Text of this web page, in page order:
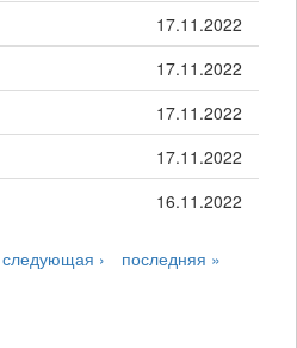
17.11.2022
17.11.2022
17.11.2022
17.11.2022
16.11.2022
следующая › последняя »